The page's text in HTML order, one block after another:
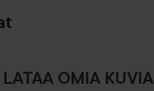
LATAA OMIA KUVIA